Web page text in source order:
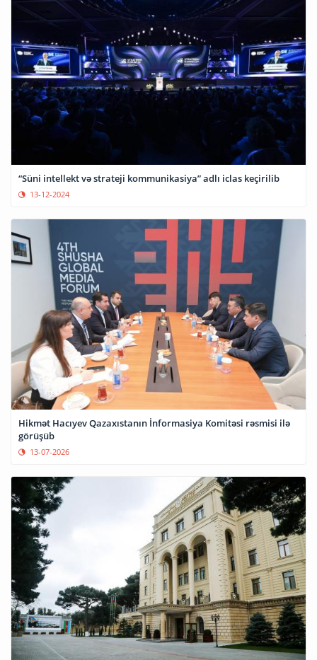
“Süni intellekt və strateji kommunikasiya” adlı iclas keçirilib
13-12-2024
Hikmət Hacıyev Qazaxıstanın İnformasiya Komitəsi rəsmisi ilə
görüşüb
13-07-2026